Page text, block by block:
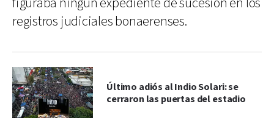
registros judiciales bonaerenses.
Último adiós al Indio Solari: se
cerraron las puertas del estadio